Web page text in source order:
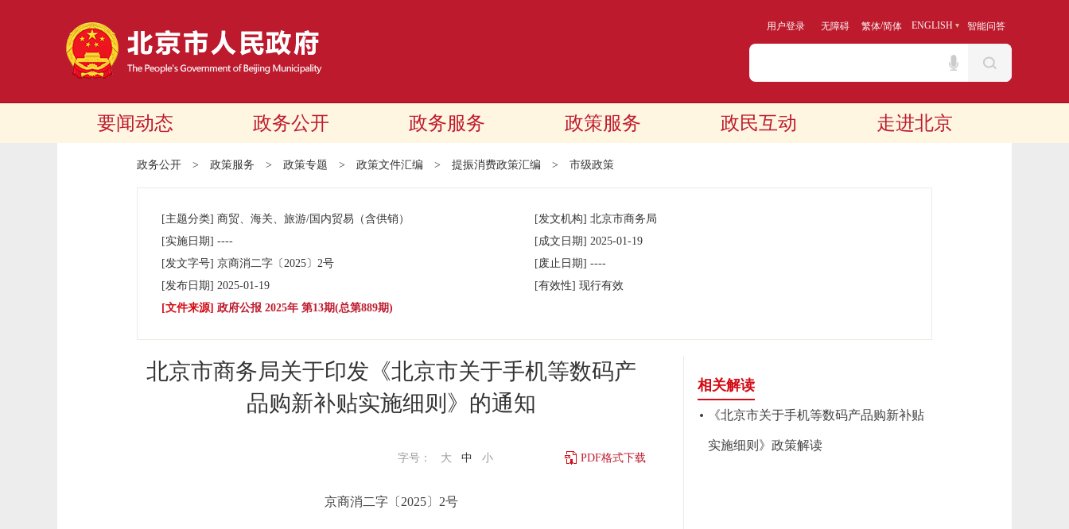
用户登录 无障碍 繁体/简体 ENGLISH 智能问答
要闻动态 政务公开 政务服务 政策服务 政民互动 走进北京
政务公开 > 政策服务 > 政策专题 > 政策文件汇编 > 提振消费政策汇编 > 市级政策
[主题分类] 商贸、海关、旅游/国内贸易（含供销） [发文机构] 北京市商务局
[实施日期] ---- [成文日期] 2025-01-19
[发文字号] 京商消二字 〔2025〕 2号 [废止日期] ----
[发布日期] 2025-01-19 [有效性] 现行有效
[文件来源] 政府公报 2025年 第13期(总第889期)
北京市商务局关于印发《北京市关于手机等数码产
品购新补贴实施细则》的通知
PDF格式下载
字号： 大 中 小
京商消二字〔2025〕2号
相关解读
《北京市关于手机等数码产品购新补贴
实施细则》政策解读